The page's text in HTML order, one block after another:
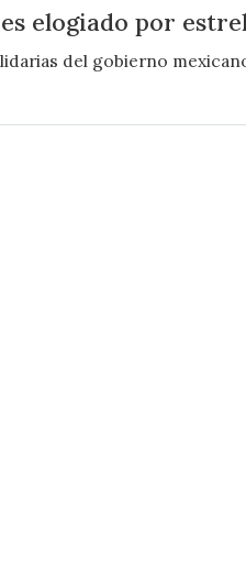
elogiado por
del gobierno